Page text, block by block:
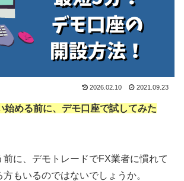
2026.02.10 2021.09.23
始める前に、デモ口座で試してみた
に、デモトレードでFX業者に慣れて
もいるのではないでしょうか。